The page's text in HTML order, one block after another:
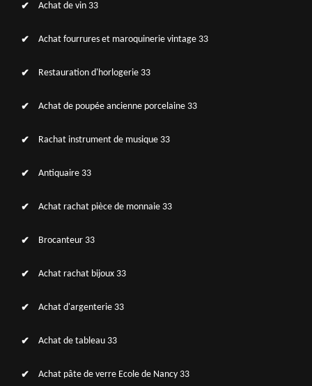
Achat de vin 33
Achat fourrures et maroquinerie vintage 33
Restauration d'horlogerie 33
Achat de poupée ancienne porcelaine 33
Rachat instrument de musique 33
Antiquaire 33
Achat rachat pièce de monnaie 33
Brocanteur 33
Achat rachat bijoux 33
Achat d'argenterie 33
Achat de tableau 33
Achat pâte de verre Ecole de Nancy 33